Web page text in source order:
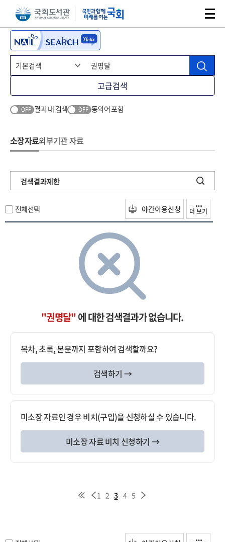
본문 바로가기주메뉴 바로가기
고급검색
OFF 결과 내 검색 OFF 동의어 포함
소장자료외부기관 자료
검색결과제한
전체선택 야간이용신청 더 보기
"권명달"에 대한 검색결과가 없습니다.
목차, 초록, 본문까지 포함하여 검색할까요?
검색하기 →
미소장 자료인 경우 비치(구입)을 신청하실 수 있습니다.
미소장 자료 비치 신청하기 →
1 2 3 4 5